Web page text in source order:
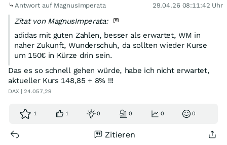
Antwort auf MagnusImperata 29.04.26 08:11:42 Uhr
Zitat von MagnusImperata:
adidas mit guten Zahlen, besser als erwartet, WM in
naher Zukunft, Wunderschuh, da sollten wieder Kurse
um 150€ in Kürze drin sein.
Das es so schnell gehen würde, habe ich nicht erwartet,
aktueller Kurs 148,85 + 8% !!!
DAX | 24.057,29
1 1 0 0 0 0
Zitieren